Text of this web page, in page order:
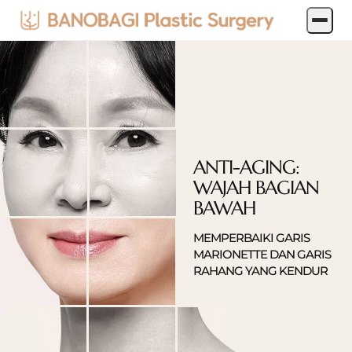
ANTI-AGING:
WAJAH BAGIAN
BAWAH
MEMPERBAIKI GARIS
MARIONETTE DAN GARIS
RAHANG YANG KENDUR